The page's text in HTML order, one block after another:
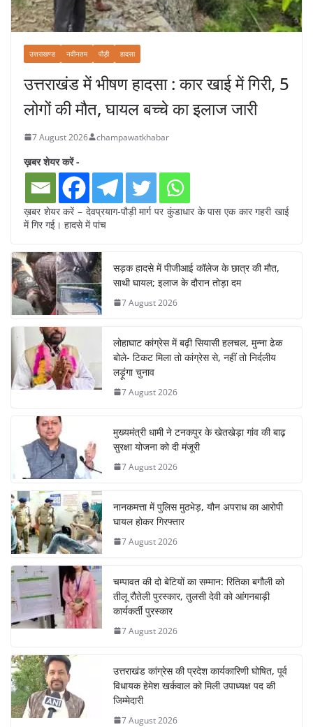
उत्तराखण्ड नवीनतम पौड़ी हादसा
उत्तराखंड में भीषण हादसा : कार खाई में गिरी, 5
लोगों की मौत, घायल बच्चे का इलाज जारी
7 August 2026 champawatkhabar
ख़बर शेयर करें -
ख़बर शेयर करें – देवप्रयाग-पौड़ी मार्ग पर कुंडाधार के पास एक कार गहरी खाई
में गिर गई। हादसे में पांच
सड़क हादसे में पीजीआई कॉलेज के छात्र की मौत,
साथी घायल; इलाज के दौरान तोड़ा दम
7 August 2026
लोहाघाट कांग्रेस में बढ़ी सियासी हलचल, मुन्ना ढेक
बोले- टिकट मिला तो कांग्रेस से, नहीं तो निर्दलीय
लड़ूंगा चुनाव
7 August 2026
मुख्यमंत्री धामी ने टनकपुर के खेतखेड़ा गांव की बाढ़
सुरक्षा योजना को दी मंजूरी
7 August 2026
नानकमत्ता में पुलिस मुठभेड़, यौन अपराध का आरोपी
घायल होकर गिरफ्तार
7 August 2026
चम्पावत की दो बेटियों का सम्मान: रितिका बगौली को
तीलू रौतेली पुरस्कार, तुलसी देवी को आंगनबाड़ी
कार्यकर्ती पुरस्कार
7 August 2026
उत्तराखंड कांग्रेस की प्रदेश कार्यकारिणी घोषित, पूर्व
विधायक हेमेश खर्कवाल को मिली उपाध्यक्ष पद की
जिम्मेदारी
7 August 2026